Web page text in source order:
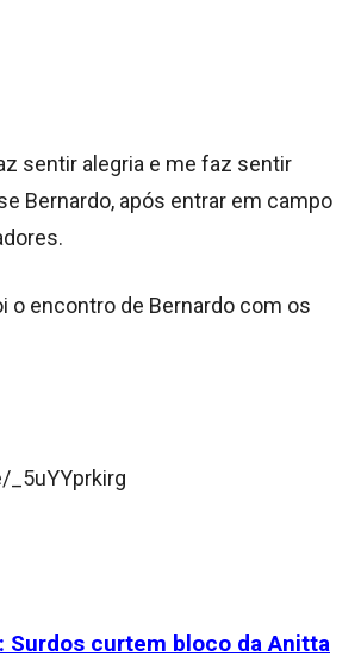
sentir alegria e me faz sentir
Bernardo, após entrar em campo
o encontro de Bernardo com os
Surdos curtem bloco da Anitta